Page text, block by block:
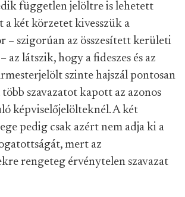
független jelöltre is lehetett
a két körzetet kivesszük a
– szigorúan az összesített kerületi
az látszik, hogy a fideszes és az
szinte hajszál pontosan
szavazatot kapott az azonos
képviselőjelölteknél. A két
pedig csak azért nem adja ki a
mert az
rengeteg érvénytelen szavazat